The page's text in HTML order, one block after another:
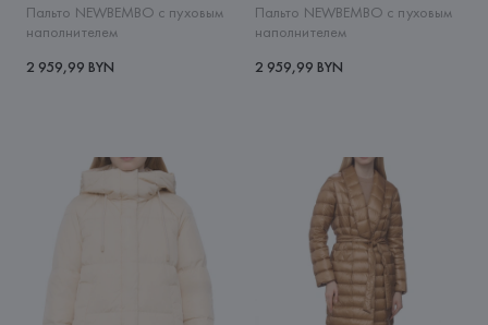
Пальто NEWBEMBO с пуховым
наполнителем
2 959,99 BYN
Пальто NEWBEMBO с пуховым
наполнителем
2 959,99 BYN